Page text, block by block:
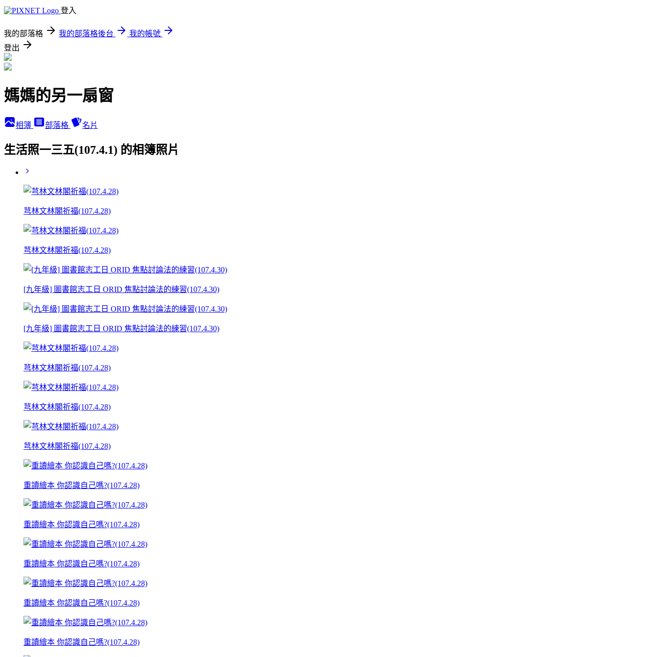
登入
我的部落格 我的部落格後台
我的帳號
登出
媽媽的另一扇窗
相簿 部落格 名片
生活照一三五(107.4.1) 的相簿照片
芎林文林閣祈福(107.4.28)
芎林文林閣祈福(107.4.28)
[九年級] 圖書館志工日 ORID 焦點討論法的練習(107.4.30)
[九年級] 圖書館志工日 ORID 焦點討論法的練習(107.4.30)
芎林文林閣祈福(107.4.28)
芎林文林閣祈福(107.4.28)
芎林文林閣祈福(107.4.28)
重讀繪本 你認識自己嗎?(107.4.28)
重讀繪本 你認識自己嗎?(107.4.28)
重讀繪本 你認識自己嗎?(107.4.28)
重讀繪本 你認識自己嗎?(107.4.28)
重讀繪本 你認識自己嗎?(107.4.28)